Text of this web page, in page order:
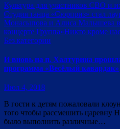
Культура для участников СВО и
Студия танца «Сюрприз» стал
Монасыпова и Алиса Малышева
концерте Группа«Никто кроме
Без категории
И вновь на п. Халтурина
программа «Весёлый кавардак»
Июл 4, 2018
В гости к детям пожаловали
того чтобы рассмешить царевну
было выполнить различные…